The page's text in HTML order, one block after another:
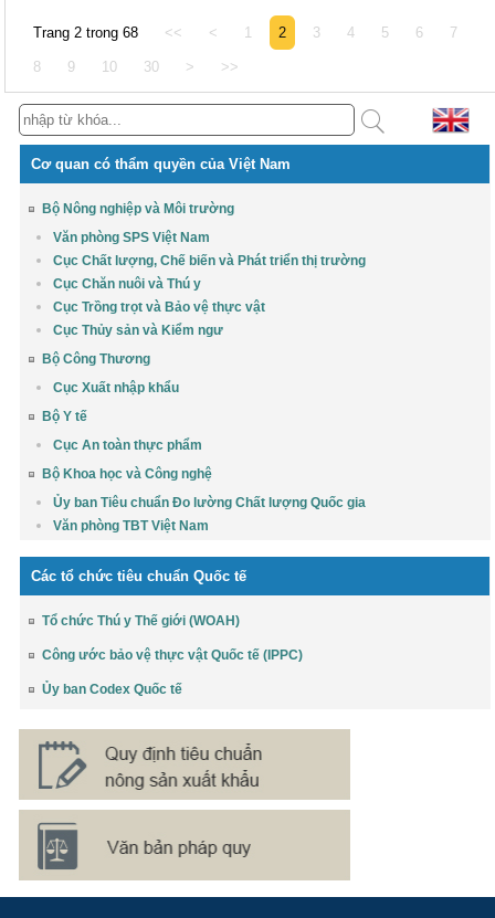
Trang 2 trong 68 << < 1 2 3 4 5 6 7
8 9 10 30 > >>
Cơ quan có thẩm quyền của Việt Nam
Bộ Nông nghiệp và Môi trường
Văn phòng SPS Việt Nam
Cục Chất lượng, Chế biến và Phát triển thị trường
Cục Chăn nuôi và Thú y
Cục Trồng trọt và Bảo vệ thực vật
Cục Thủy sản và Kiểm ngư
Bộ Công Thương
Cục Xuất nhập khẩu
Bộ Y tế
Cục An toàn thực phẩm
Bộ Khoa học và Công nghệ
Ủy ban Tiêu chuẩn Đo lường Chất lượng Quốc gia
Văn phòng TBT Việt Nam
Các tổ chức tiêu chuẩn Quốc tế
Tổ chức Thú y Thế giới (WOAH)
Công ước bảo vệ thực vật Quốc tế (IPPC)
Ủy ban Codex Quốc tế